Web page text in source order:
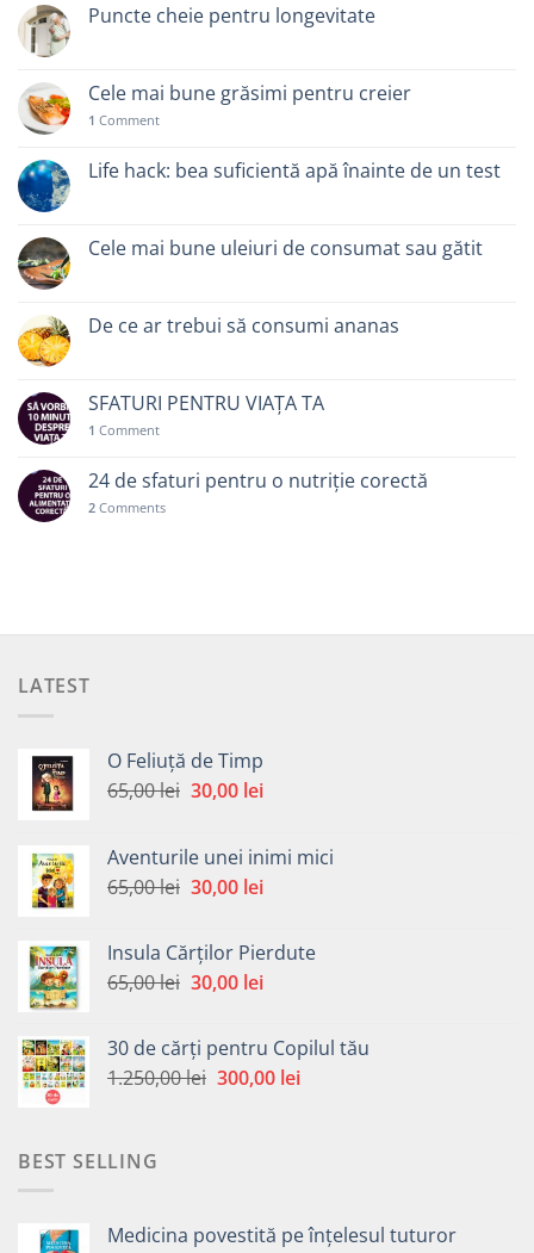
Puncte cheie pentru longevitate
Cele mai bune grăsimi pentru creier
1 Comment
Life hack: bea suficientă apă înainte de un test
Cele mai bune uleiuri de consumat sau gătit
De ce ar trebui să consumi ananas
SFATURI PENTRU VIAȚA TA
1 Comment
24 de sfaturi pentru o nutriție corectă
2 Comments
LATEST
O Feliuță de Timp
65,00lei Prețul
fost:
65,00 lei.
30,00 leiPrețul
30,00 lei.
Aventurile unei inimi mici
65,00lei Prețul
fost:
65,00 lei.
30,00 leiPrețul
30,00 lei.
Insula Cărților Pierdute
65,00lei Prețul
fost:
65,00 lei.
30,00 leiPrețul
30,00 lei.
30 de cărți pentru Copilul tău
1.250,00lei Prețul
300,00 leiPrețul
BEST SELLING
Medicina povestită pe înțelesul tuturor